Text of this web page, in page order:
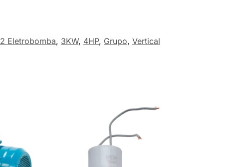
2 Eletrobomba, 3KW, 4HP, Grupo, Vertical